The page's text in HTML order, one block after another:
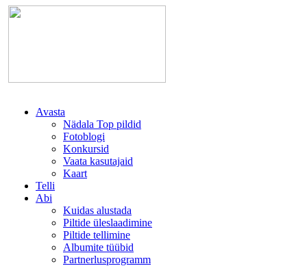
Avasta
Nädala Top pildid
Fotoblogi
Konkursid
Vaata kasutajaid
Kaart
Telli
Abi
Kuidas alustada
Piltide üleslaadimine
Piltide tellimine
Albumite tüübid
Partnerlusprogramm